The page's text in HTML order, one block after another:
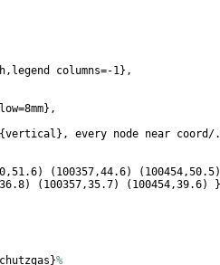
columns=-1} ,
} ,
{vertical } , every node near coord/
) ( 100357,44.6) ( 100454,50.5)
) ( 100357,35.7) ( 100454,39.6) }
}%